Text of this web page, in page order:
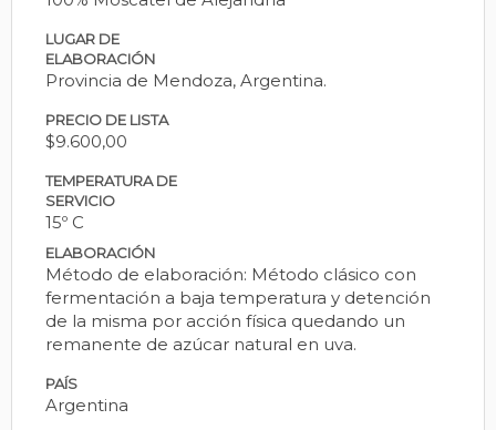
LUGAR DE
ELABORACIÓN
Provincia de Mendoza, Argentina.
PRECIO DE LISTA
$9.600,00
TEMPERATURA DE
SERVICIO
15º C
ELABORACIÓN
Método de elaboración: Método clásico con
fermentación a baja temperatura y detención
de la misma por acción física quedando un
remanente de azúcar natural en uva.
PAÍS
Argentina